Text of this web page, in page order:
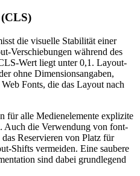
die visuelle Stabilität einer
Verschiebungen während des
Wert liegt unter 0,1. Layout-
ohne Dimensionsangaben,
Fonts, die das Layout nach
für alle Medienelemente explizite
Auch die Verwendung von font-
Reservieren von Platz für
Shifts vermeiden. Eine saubere
sind dabei grundlegend